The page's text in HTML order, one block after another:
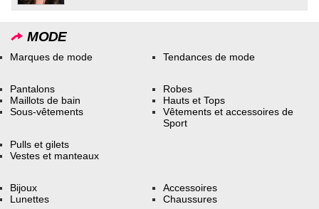
MODE
Marques de mode Tendances de mode
Pantalons
Maillots de bain
Sous-vêtements
Robes
Hauts et Tops
Vêtements et accessoires de
Sport
Pulls et gilets
Vestes et manteaux
Bijoux
Lunettes
Accessoires
Chaussures